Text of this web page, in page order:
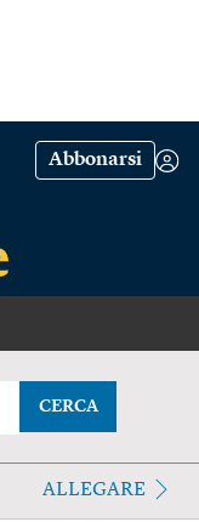
Abbonarsi
CERCA
ALLEGARE